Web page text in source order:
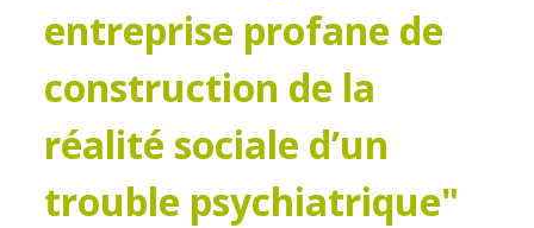
entreprise profane de
construction de la
réalité sociale d’un
trouble psychiatrique"